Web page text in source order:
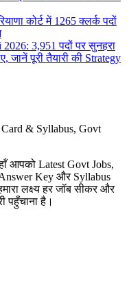
कोर्ट में 1265 क्लर्क पदों
3,951 पदों पर सुनहरा
जानें पूरी तैयारी की Strategy
& Syllabus, Govt
आपको Latest Govt Jobs,
Key और Syllabus
लक्ष्य हर जॉब सीकर और
है।